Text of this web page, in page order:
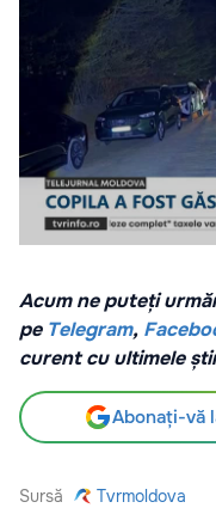
Acum ne puteți
pe Telegram,
curent cu ultimele
Abonați-vă
Sursă Tvrmoldova